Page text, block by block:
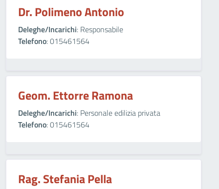
Dr. Polimeno Antonio
Deleghe/Incarichi: Responsabile
Telefono: 015461564
Geom. Ettorre Ramona
Deleghe/Incarichi: Personale edilizia privata
Telefono: 015461564
Rag. Stefania Pella